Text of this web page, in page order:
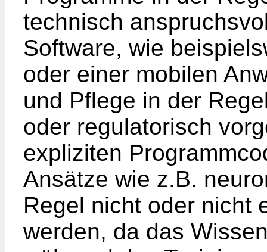
technisch
Software, wie
oder einer mobilen
und Pflege in der
oder regulatorisch
expliziten
Ansätze wie z.B.
Regel nicht oder nicht
werden, da das